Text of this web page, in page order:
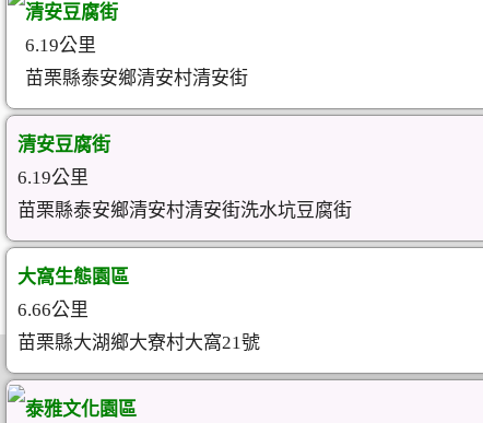
清安豆腐街
6.19公里
苗栗縣泰安鄉清安村清安街
清安豆腐街
6.19公里
苗栗縣泰安鄉清安村清安街洗水坑豆腐街
大窩生態園區
6.66公里
苗栗縣大湖鄉大寮村大窩21號
泰雅文化園區